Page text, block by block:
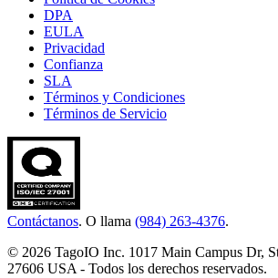
DPA
EULA
Privacidad
Confianza
SLA
Términos y Condiciones
Términos de Servicio
Contáctanos. O llama (984) 263-4376.
© 2026 TagoIO Inc. 1017 Main Campus Dr,
27606 USA - Todos los derechos reservados.